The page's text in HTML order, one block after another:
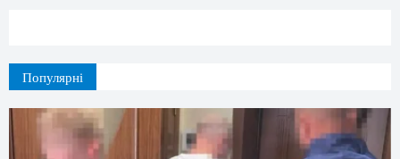
Популярні